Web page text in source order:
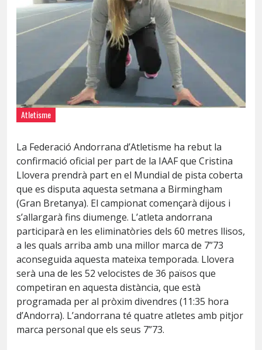
Atletisme
La Federació Andorrana d’Atletisme ha rebut la
confirmació oficial per part de la IAAF que Cristina
Llovera prendrà part en el Mundial de pista coberta
que es disputa aquesta setmana a Birmingham
(Gran Bretanya). El campionat començarà dijous i
s’allargarà fins diumenge. L’atleta andorrana
participarà en les eliminatòries dels 60 metres llisos,
a les quals arriba amb una millor marca de 7”73
aconseguida aquesta mateixa temporada. Llovera
serà una de les 52 velocistes de 36 països que
competiran en aquesta distància, que està
programada per al pròxim divendres (11:35 hora
d’Andorra). L’andorrana té quatre atletes amb pitjor
marca personal que els seus 7”73.